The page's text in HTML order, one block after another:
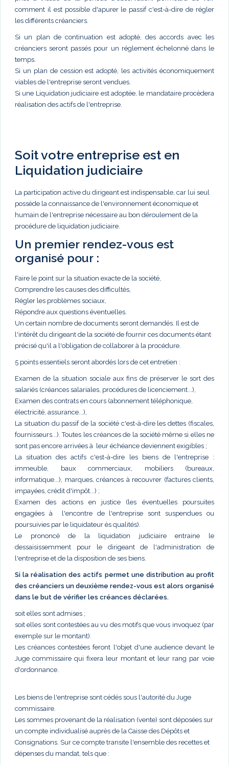
comment il est possible d'apurer le passif c'est-à-dire de régler
les différents créanciers.
Si un plan de continuation est adopté, des accords avec les
créanciers seront passés pour un réglement échelonné dans le
temps.
Si un plan de cession est adopté, les activités économiquement
viables de l'entreprise seront vendues.
Si une Liquidation judiciaire est adoptée, le mandataire procèdera
réalisation des actifs de l'entreprise.
Soit votre entreprise est en
Liquidation judiciaire
La participation active du dirigeant est indispensable, car lui seul
possède la connaissance de l'environnement économique et
humain de l'entreprise nécessaire au bon déroulement de la
procédure de liquidation judiciaire.
Un premier rendez-vous est
organisé pour :
Faire le point sur la situation exacte de la société,
Comprendre les causes des difficultés,
Régler les problèmes sociaux,
Répondre aux questions éventuelles.
Un certain nombre de documents seront demandés. Il est de
l'intérêt du dirigeant de la société de fournir ces documents étant
précisé qu'il a l'obligation de collaborer à la procédure.
5 points essentiels seront abordés lors de cet entretien :
Examen de la situation sociale aux fins de préserver le sort des
salariés (créances salariales, procédures de licenciement...),
Examen des contrats en cours (abonnement téléphonique,
électricité, assurance...),
La situation du passif de la société c'est-à-dire les dettes (fiscales,
fournisseurs...). Toutes les créances de la société même si elles ne
sont pas encore arrivées à leur échéance deviennent exigibles ;
La situation des actifs c'est-à-dire les biens de l'entreprise :
immeuble, baux commerciaux, mobiliers (bureaux,
informatique...), marques, créances à recouvrer (factures clients,
impayées, crédit d'impôt...) ;
Examen des actions en justice (les éventuelles poursuites
engagées à l'encontre de l'entreprise sont suspendues ou
poursuivies par le liquidateur ès qualités).
Le prononcé de la liquidation judiciaire entraine le
dessaisissemment pour le dirigeant de l'administration de
l'entreprise et de la disposition de ses biens.
Si la réalisation des actifs permet une distribution au profit
des créanciers un deuxième rendez-vous est alors organisé
dans le but de vérifier les créances déclarées.
soit elles sont admises ;
soit elles sont contestées au vu des motifs que vous invoquez (par
exemple sur le montant).
Les créances contestées feront l'objet d'une audience devant le
Juge commissaire qui fixera leur montant et leur rang par voie
d'ordonnance.
Les biens de l'entreprise sont cédés sous l'autorité du Juge
commissaire.
Les sommes provenant de la réalisation (vente) sont déposées sur
un compte individualisé auprès de la Caisse des Dépôts et
Consignations. Sur ce compte transite l'ensemble des recettes et
dépenses du mandat, tels que :